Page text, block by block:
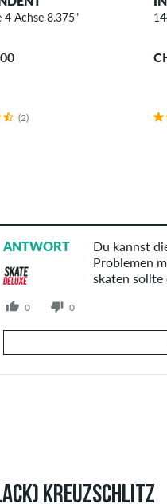
4 Achse 8.375"
(2)
ANTWORT
0 0
Du kannst
Problemen
skaten sollte
Deine Antwort
KREUZSCHLITZ